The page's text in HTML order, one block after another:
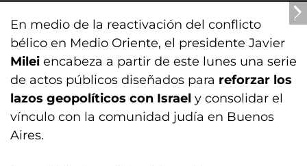
En medio de la reactivación del conflicto
bélico en Medio Oriente, el presidente Javier
Milei encabeza a partir de este lunes una serie
de actos públicos diseñados para reforzar los
lazos geopolíticos con Israel y consolidar el
vínculo con la comunidad judía en Buenos
Aires.